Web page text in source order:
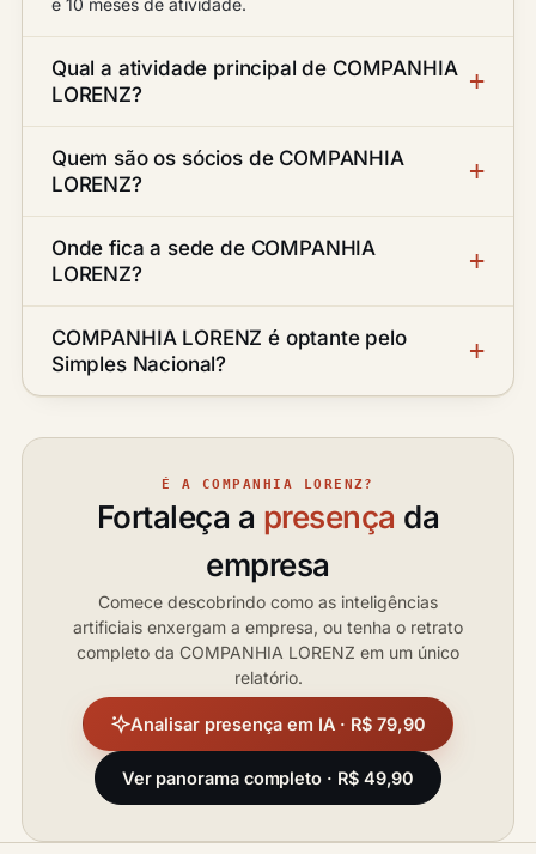
Qual a atividade principal de COMPANHIA
LORENZ?
Quem são os sócios de COMPANHIA
LORENZ?
Onde fica a sede de COMPANHIA
LORENZ?
COMPANHIA LORENZ é optante pelo
Simples Nacional?
É A COMPANHIA LORENZ?
Fortaleça a presença da
empresa
Comece descobrindo como as inteligências
artificiais enxergam a empresa, ou tenha o retrato
completo da COMPANHIA LORENZ em um único
relatório.
Analisar presença em IA · R$ 79,90
Ver panorama completo · R$ 49,90